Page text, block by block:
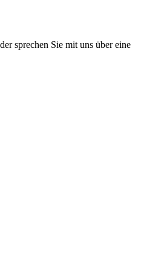
sprechen Sie mit uns über eine